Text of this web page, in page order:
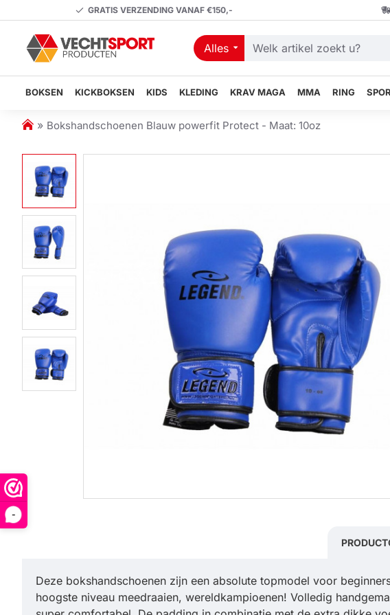
-
GRATIS VERZENDING VANAF €150,-
Alles
Welk
zoekt
BOKSEN KICKBOKSEN KIDS KLEDING KRAV MAGA MMA RING
h
m
e
Bokshandschoenen Blauw powerfit Protect - Maat: 10oz
Deze bokshandschoenen zijn een absolute topmodel voor
hoogste niveau meedraaien, wereldkampioenen! Volledig